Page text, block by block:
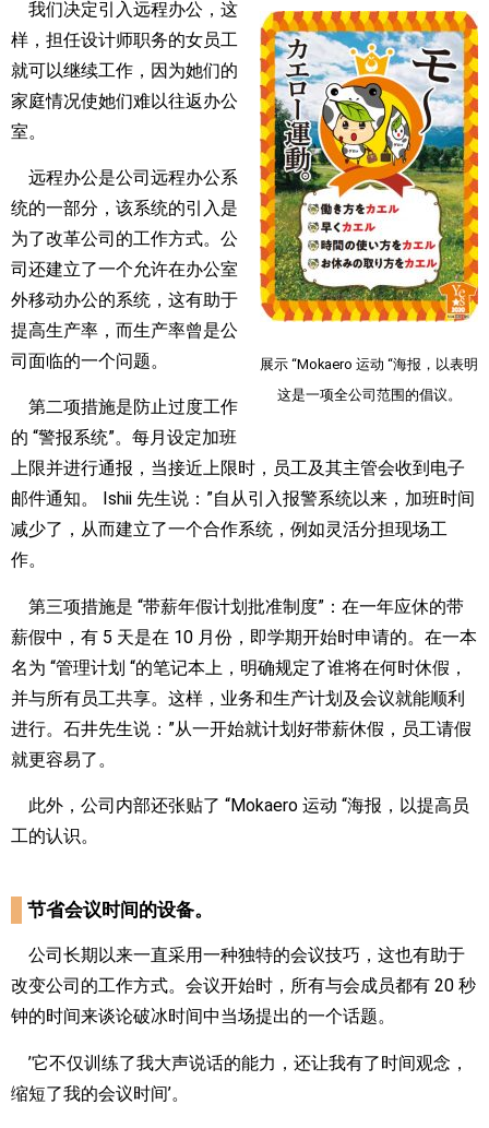
展示 “Mokaero 运动 “海报，以表明
这是一项全公司范围的倡议。
我们决定引入远程办公，这
样，担任设计师职务的女员工
就可以继续工作，因为她们的
家庭情况使她们难以往返办公
室。
远程办公是公司远程办公系
统的一部分，该系统的引入是
为了改革公司的工作方式。公
司还建立了一个允许在办公室
外移动办公的系统，这有助于
提高生产率，而生产率曾是公
司面临的一个问题。
第二项措施是防止过度工作
的 “警报系统”。每月设定加班
上限并进行通报，当接近上限时，员工及其主管会收到电子
邮件通知。 Ishii 先生说：”自从引入报警系统以来，加班时间
减少了，从而建立了一个合作系统，例如灵活分担现场工
作。
第三项措施是 “带薪年假计划批准制度”：在一年应休的带
薪假中，有 5 天是在 10 月份，即学期开始时申请的。在一本
名为 “管理计划 “的笔记本上，明确规定了谁将在何时休假，
并与所有员工共享。这样，业务和生产计划及会议就能顺利
进行。石井先生说：”从一开始就计划好带薪休假，员工请假
就更容易了。
此外，公司内部还张贴了 “Mokaero 运动 “海报，以提高员
工的认识。
节省会议时间的设备。
公司长期以来一直采用一种独特的会议技巧，这也有助于
改变公司的工作方式。会议开始时，所有与会成员都有 20 秒
钟的时间来谈论破冰时间中当场提出的一个话题。
’它不仅训练了我大声说话的能力，还让我有了时间观念，
缩短了我的会议时间’。